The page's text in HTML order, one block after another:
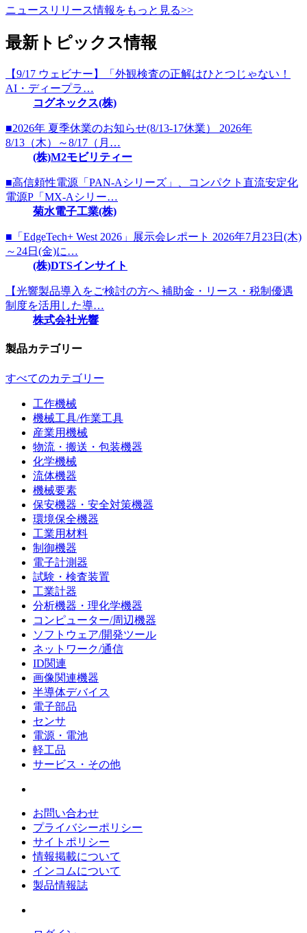
ニュースリリース情報をもっと見る>>
最新トピックス情報
【9/17 ウェビナー】「外観検査の正解はひとつじゃない！
AI・ディープラ…
コグネックス(株)
■2026年 夏季休業のお知らせ(8/13-17休業） 2026年
8/13（木）～8/17（月…
(株)M2モビリティー
■高信頼性電源「PAN-Aシリーズ」、コンパクト直流安定化
電源P「MX-Aシリー…
菊水電子工業(株)
■「EdgeTech+ West 2026」展示会レポート 2026年7月23日(木)
～24日(金)に…
(株)DTSインサイト
【光響製品導入をご検討の方へ 補助金・リース・税制優遇
制度を活用した導…
株式会社光響
製品カテゴリー
すべてのカテゴリー
工作機械
機械工具/作業工具
産業用機械
物流・搬送・包装機器
化学機械
流体機器
機械要素
保安機器・安全対策機器
環境保全機器
工業用材料
制御機器
電子計測器
試験・検査装置
工業計器
分析機器・理化学機器
コンピューター/周辺機器
ソフトウェア/開発ツール
ネットワーク/通信
ID関連
画像関連機器
半導体デバイス
電子部品
センサ
電源・電池
軽工品
サービス・その他
お問い合わせ
プライバシーポリシー
サイトポリシー
情報掲載について
インコムについて
製品情報誌